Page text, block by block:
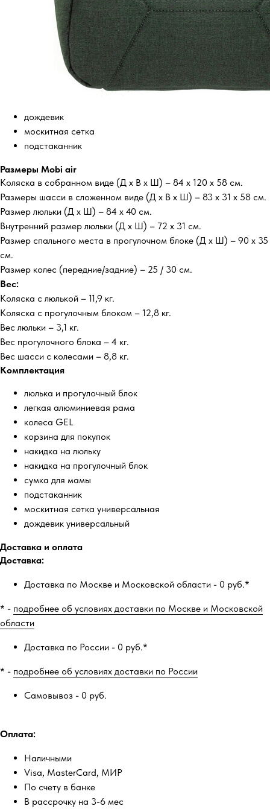
дождевик
москитная сетка
подстаканник
Размеры Mobi air
Коляска в собранном виде (Д х В х Ш) – 84 х 120 х 58 см.
Размеры шасси в сложенном виде (Д х В х Ш) – 83 х 31 х 58 см.
Размер люльки (Д х Ш) – 84 х 40 см.
Внутренний размер люльки (Д х Ш) – 72 х 31 см.
Размер спального места в прогулочном блоке (Д х Ш) – 90 х 35
см.
Размер колес (передние/задние) – 25 / 30 см.
Вес:
Коляска с люлькой – 11,9 кг.
Коляска с прогулочным блоком – 12,8 кг.
Вес люльки – 3,1 кг.
Вес прогулочного блока – 4 кг.
Вес шасси с колесами – 8,8 кг.
Комплектация
люлька и прогулочный блок
легкая алюминиевая рама
колеса GEL
корзина для покупок
накидка на люльку
накидка на прогулочный блок
сумка для мамы
подстаканник
москитная сетка универсальная
дождевик универсальный
Доставка и оплата
Доставка:
Доставка по Москве и Московской области - 0 руб.*
* - подробнее об условиях доставки по Москве и Московской
области
Доставка по России - 0 руб.*
* - подробнее об условиях доставки по России
Самовывоз - 0 руб.
Оплата:
Наличными
Visa, MasterCard, МИР
По счету в банке
В рассрочку на 3-6 мес